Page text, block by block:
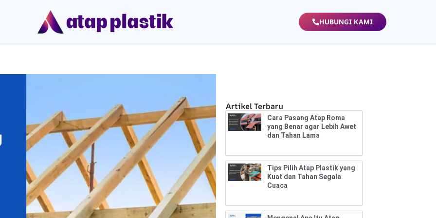
HUBUNGI KAMI
Artikel Terbaru
Cara Pasang Atap Roma
yang Benar agar Lebih Awet
dan Tahan Lama
Tips Pilih Atap Plastik yang
Kuat dan Tahan Segala
Cuaca